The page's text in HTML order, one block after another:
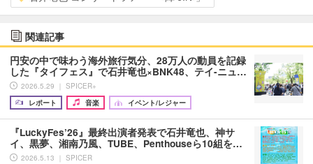
関連記事
円安の中で味わう海外旅行気分、28万人の動員を記録
した『タイフェス』で石井竜也×BNK48、テイ-ニュ…
2026.5.29 ｜ SPICER+
レポート
音楽 イベント/レジャー
『LuckyFes’26』最終出演者発表で石井竜也、神サ
イ、黒夢、湘南乃風、TUBE、Penthouseら10組を…
2026.5.13 ｜ SPICER